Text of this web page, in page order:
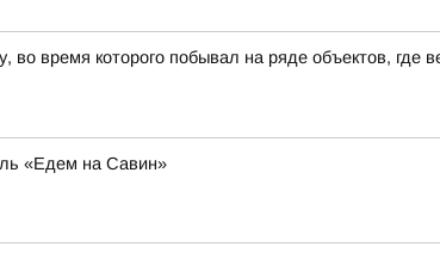
время которого побывал на ряде объектов, где
«Едем на Савин»